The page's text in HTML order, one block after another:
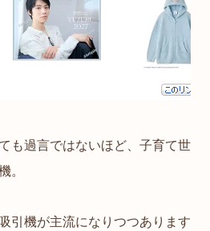
も過言ではないほど、子育て世
。
引機が主流になりつつあります